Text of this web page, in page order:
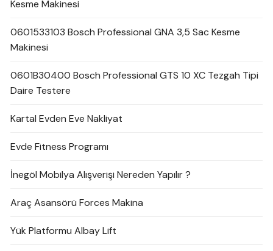
Kesme Makinesi
0601533103 Bosch Professional GNA 3,5 Sac Kesme
Makinesi
0601B30400 Bosch Professional GTS 10 XC Tezgah Tipi
Daire Testere
Kartal Evden Eve Nakliyat
Evde Fitness Programı
İnegöl Mobilya Alışverişi Nereden Yapılır ?
Araç Asansörü Forces Makina
Yük Platformu Albay Lift